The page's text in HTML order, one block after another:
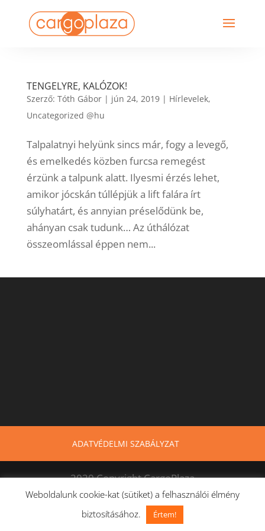
TENGELYRE, KALÓZOK!
Szerző: Tóth Gábor| jún 24, 2019| Hírlevelek,
Uncategorized @hu
Talpalatnyi helyünk sincs már, fogy a levegő,
és emelkedés közben furcsa remegést
érzünk a talpunk alatt. Ilyesmi érzés lehet,
amikor jócskán túllépjük a lift falára írt
súlyhatárt, és annyian préselődünk be,
ahányan csak tudunk… Az úthálózat
összeomlással éppen nem...
ADATVÉDELMI SZABÁLYZAT
2020 Copyright CargoPlaza
Weboldalunk cookie-kat (sütiket) a felhasználói élmény
biztosításához.
Értem!